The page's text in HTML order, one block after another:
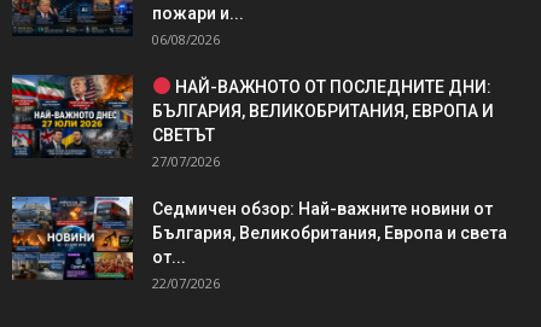
пожари и...
06/08/2026
НАЙ-ВАЖНОТО ОТ ПОСЛЕДНИТЕ ДНИ:
БЪЛГАРИЯ, ВЕЛИКОБРИТАНИЯ, ЕВРОПА И
СВЕТЪТ
27/07/2026
Седмичен обзор: Най-важните новини от
България, Великобритания, Европа и света
от...
22/07/2026